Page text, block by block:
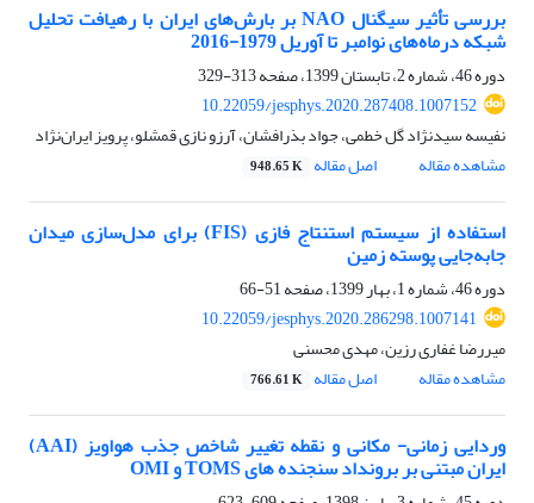
بررسی تأثیر سیگنال NAO بر بارش‌های ایران با رهیافت تحلیل
شبکه درماه‌های نوامبر تا آوریل 1979-2016
دوره 46، شماره 2، تابستان 1399، صفحه
313-329
10.22059/jesphys.2020.287408.1007152
نفیسه سیدنژاد گل خطمی، جواد بذرافشان، آرزو نازی قمشلو، پرویز ایران‌نژاد
مشاهده مقاله
اصل مقاله 948.65 K
استفاده از سیستم استنتاج فازی (FIS) برای مدل‌سازی میدان
جابه‌جایی پوسته زمین
دوره 46، شماره 1، بهار 1399، صفحه
51-66
10.22059/jesphys.2020.286298.1007141
میررضا غفاری رزین، مهدی محسنی
مشاهده مقاله
اصل مقاله 766.61 K
وردایی زمانی- مکانی و نقطه تغییر شاخص جذب هواویز (AAI)
ایران مبتنی بر برونداد سنجنده های TOMS و OMI